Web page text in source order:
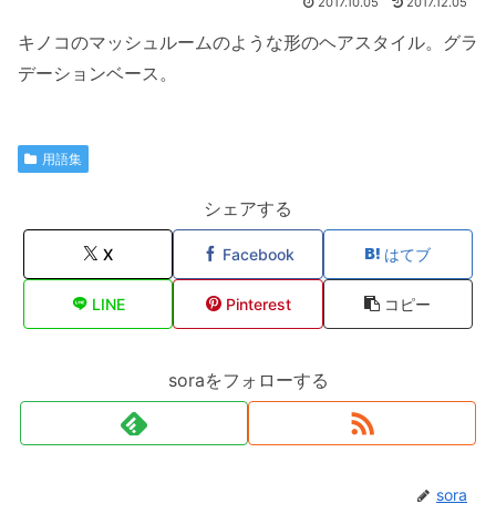
キノコのマッシュルームのような形のヘアスタイル。グラ
デーションベース。
用語集
シェアする
X Facebook はてブ
LINE Pinterest コピー
soraをフォローする
sora